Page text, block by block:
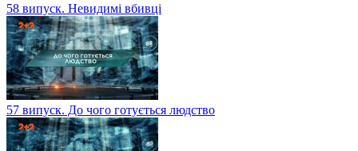
58 випуск. Невидимі вбивці
57 випуск. До чого готується людство